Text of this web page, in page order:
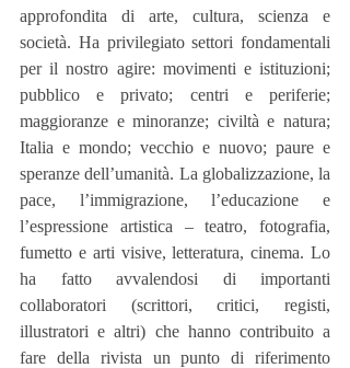
approfondita di arte, cultura, scienza e
società. Ha privilegiato settori fondamentali
per il nostro agire: movimenti e istituzioni;
pubblico e privato; centri e periferie;
maggioranze e minoranze; civiltà e natura;
Italia e mondo; vecchio e nuovo; paure e
speranze dell’umanità. La globalizzazione, la
pace, l’immigrazione, l’educazione e
l’espressione artistica – teatro, fotografia,
fumetto e arti visive, letteratura, cinema. Lo
ha fatto avvalendosi di importanti
collaboratori (scrittori, critici, registi,
illustratori e altri) che hanno contribuito a
fare della rivista un punto di riferimento